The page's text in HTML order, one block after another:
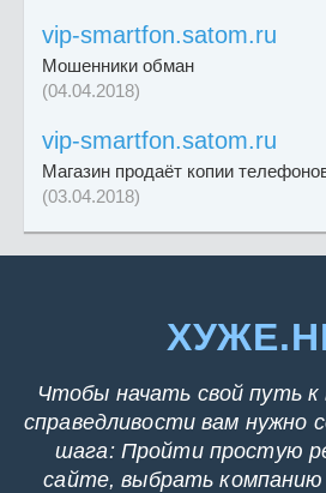
vip-smartfon.satom.ru
Мошенники обман
(04.04.2018)
vip-smartfon.satom.ru
Магазин продаёт копии
(03.04.2018)
Чтобы начать свой путь к
справедливости вам нужно
шага: Пройти простую
сайте, выбрать компанию